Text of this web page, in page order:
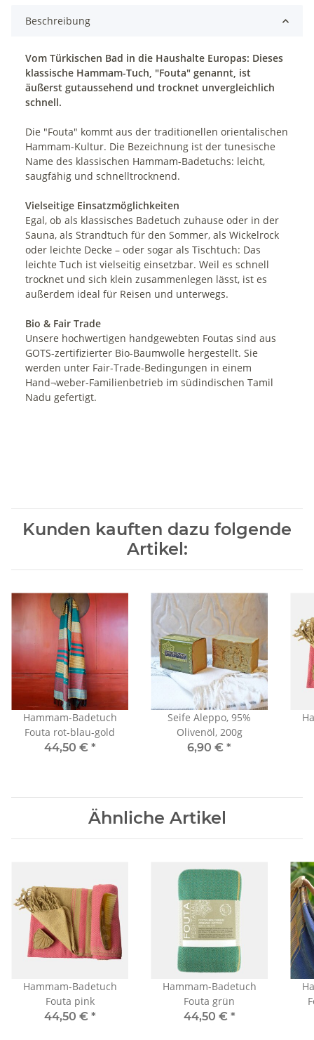
Beschreibung
Vom Türkischen Bad in die Haushalte Europas: Dieses
klassische Hammam-Tuch, "Fouta" genannt, ist
äußerst gutaussehend und trocknet unvergleichlich
schnell.
Die "Fouta" kommt aus der traditionellen orientalischen
Hammam-Kultur. Die Bezeichnung ist der tunesische
Name des klassischen Hammam-Badetuchs: leicht,
saugfähig und schnelltrocknend.
Vielseitige Einsatzmöglichkeiten
Egal, ob als klassisches Badetuch zuhause oder in der
Sauna, als Strandtuch für den Sommer, als Wickelrock
oder leichte Decke – oder sogar als Tischtuch: Das
leichte Tuch ist vielseitig einsetzbar. Weil es schnell
trocknet und sich klein zusammenlegen lässt, ist es
außerdem ideal für Reisen und unterwegs.
Bio & Fair Trade
Unsere hochwertigen handgewebten Foutas sind aus
GOTS-zertifizierter Bio-Baumwolle hergestellt. Sie
werden unter Fair-Trade-Bedingungen in einem
Hand¬weber-Familienbetrieb im südindischen Tamil
Nadu gefertigt.
Kunden kauften dazu folgende
Artikel:
Hammam-Badetuch
Fouta rot-blau-gold
44,50 € *
Seife Aleppo, 95%
Olivenöl, 200g
6,90 € *
Ähnliche Artikel
Hammam-Badetuch
Fouta pink
44,50 € *
Hammam-Badetuch
Fouta grün
44,50 € *